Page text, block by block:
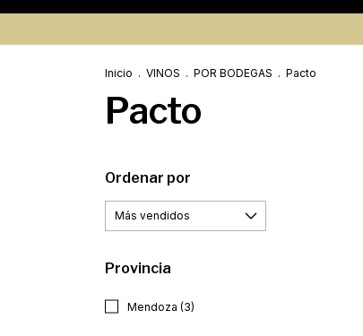
Inicio . VINOS . POR BODEGAS . Pacto
Pacto
Ordenar por
Provincia
Mendoza (3)